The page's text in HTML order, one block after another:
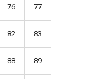
76 77
82 83
88 89